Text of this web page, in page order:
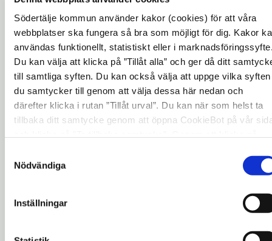
Södertälje kommun använder kakor (cookies) för att våra
webbplatser ska fungera så bra som möjligt för dig. Kakor
användas funktionellt, statistiskt eller i
Du kan välja att klicka på ”Tillåt alla” och ger då ditt
till samtliga syften. Du kan också välja att uppge vilka syften
du samtycker till genom att välja dessa här nedan och
därefter klicka i rutan ”Tillåt urval”. Du kan när som helst ta
tillbaka ditt samtycke genom att öppna CookieBot på vår
vi och våra leverantörer inhämtar och behandlar
Nödvändiga
Inställningar
förutsättningar för näringslivet att utvecklas
och växa i Södertälje genom förbättrad
tillgänglighet på både internationell, nationell
och regional nivå.
Södertälje kommun
Utskottet för Infrastruktur och regional
utveckling
Boel Godner (S)
Hanna Klingborg (MP)
Staffan Norberg (V)
Håkan Buller (S)